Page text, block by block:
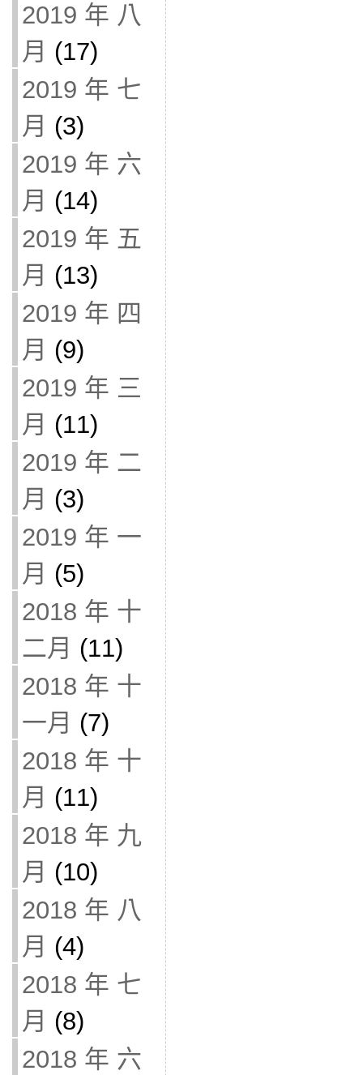
2019 年 八
月 (17)
2019 年 七
月 (3)
2019 年 六
月 (14)
2019 年 五
月 (13)
2019 年 四
月 (9)
2019 年 三
月 (11)
2019 年 二
月 (3)
2019 年 一
月 (5)
2018 年 十
二月 (11)
2018 年 十
一月 (7)
2018 年 十
月 (11)
2018 年 九
月 (10)
2018 年 八
月 (4)
2018 年 七
月 (8)
2018 年 六